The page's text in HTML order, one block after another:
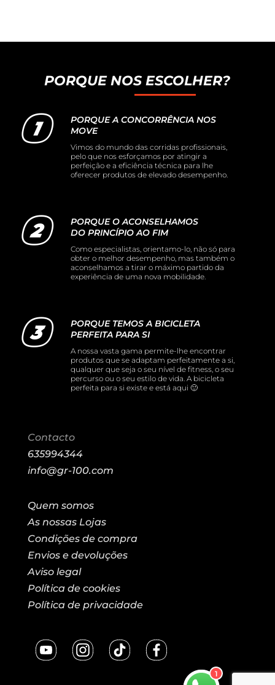
PORQUE NOS ESCOLHER?
PORQUE A CONCORRÊNCIA NOS
MOVE
Vimos do mundo das corridas profissionais,
pelo que nos esforçamos por atingir a
perfeição e a eficiência técnica para lhe
oferecer produtos de elevado desempenho.
PORQUE O ACONSELHAMOS
DO PRINCÍPIO AO FIM
Como especialistas, orientamo-lo, não só para
obter o melhor desempenho, mas também o
aconselhamos a tirar o máximo partido da
experiência de uma nova mobilidade.
PORQUE TEMOS A BICICLETA
PERFEITA PARA SI
A nossa vasta gama permite-lhe encontrar
produtos que se adaptam perfeitamente a si,
qualquer que seja o seu nível de fitness, o seu
percurso ou o seu estilo de vida. A bicicleta
perfeita para si existe e está aqui 🙂
Contacto
635994344
info@gr-100.com
Quem somos
As nossas Lojas
Condições de compra
Envios e devoluções
Aviso legal
Política de cookies
Política de privacidade
1